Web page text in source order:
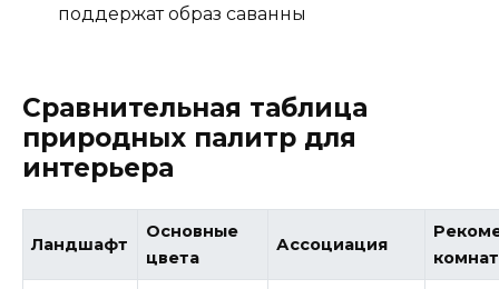
поддержат образ саванны
Сравнительная таблица
природных палитр для
интерьера
Ландшафт
Основные
цвета
Ассоциация